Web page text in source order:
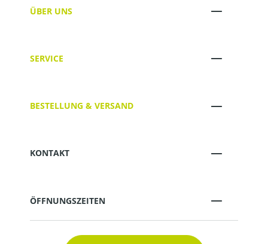
ÜBER UNS
SERVICE
BESTELLUNG & VERSAND
KONTAKT
ÖFFNUNGSZEITEN